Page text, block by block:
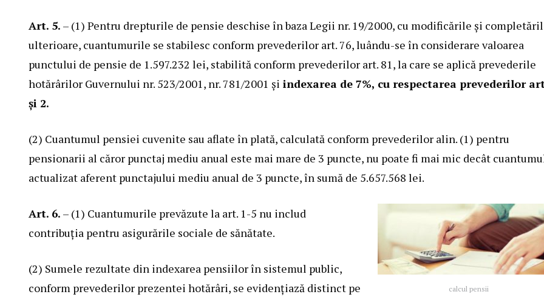
Art. 5. – (1) Pentru drepturile de pensie deschise în bazaLegii nr. 19/2000, cu modificările şi
ulterioare, cuantumurile se stabilesc conform prevederilor art. 76, luându-se în considerare valoarea
punctului de pensie de 1.597.232 lei, stabilită conform prevederilor art. 81, la care se aplică prevederile
hotărârilor Guvernului nr. 523/2001, nr. 781/2001 şi indexarea de 7%, cu respectarea prevederilor
şi 2.
(2) Cuantumul pensiei cuvenite sau aflate în plată, calculată conform prevederilor alin. (1) pentru
pensionarii al căror punctaj mediu anual este mai mare de 3 puncte, nu poate fi mai mic decât
actualizat aferent punctajului mediu anual de 3 puncte, în sumă de 5.657.568 lei.
calcul pensii
Art. 6. – (1) Cuantumurile prevăzute la art. 1-5 nu includ
contribuţia pentru asigurările sociale de sănătate.
(2) Sumele rezultate din indexarea pensiilor în sistemul public,
conform prevederilor prezentei hotărâri, se evidenţiază distinct pe